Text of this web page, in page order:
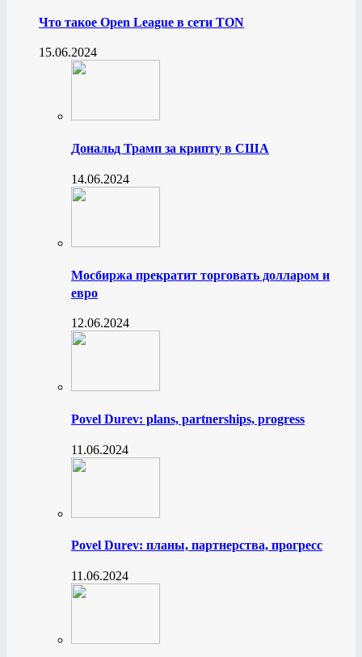
Что такое Open League в сети TON
15.06.2024
Дональд Трамп за крипту в США
14.06.2024
Мосбиржа прекратит торговать долларом и
евро
12.06.2024
Povel Durev: plans, partnerships, progress
11.06.2024
Povel Durev: планы, партнерства, прогресс
11.06.2024